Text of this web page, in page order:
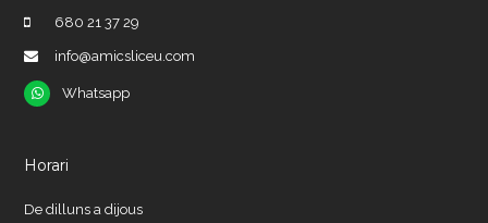
680 21 37 29
info@amicsliceu.com
Whatsapp
Whatsapp
Horari
De dilluns a dijous